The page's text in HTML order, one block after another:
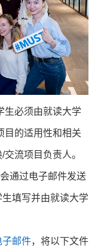
生必须由就读大学
目的适用性和相关
流项目负责人。
通过电子邮件发送
填写并由就读大学
子邮件，将以下文件